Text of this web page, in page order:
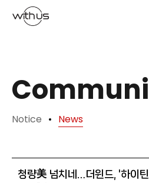
본문바로가기
Notice News
청량美 넘치네…더윈드, '하이